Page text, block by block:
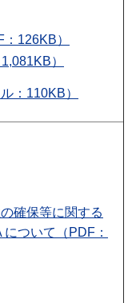
126KB）
）
：110KB）
確保等に関する
ついて（PDF：